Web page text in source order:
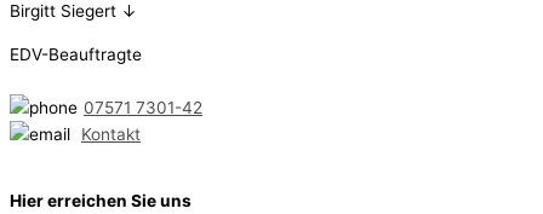
Birgitt Siegert ↓
EDV-Beauftragte
07571 7301-42
Kontakt
Hier erreichen Sie uns